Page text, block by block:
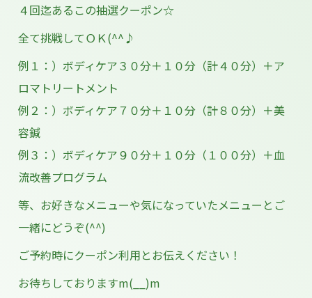
４回迄あるこの抽選クーポン☆
全て挑戦してＯＫ(^^♪
例１：）ボディケア３０分＋１０分（計４０分）＋ア
ロマトリートメント
例２：）ボディケア７０分＋１０分（計８０分）＋美
容鍼
例３：）ボディケア９０分＋１０分（１００分）＋血
流改善プログラム
等、お好きなメニューや気になっていたメニューとご
一緒にどうぞ(^^)
ご予約時にクーポン利用とお伝えください！
お待ちしておりますm(__)m